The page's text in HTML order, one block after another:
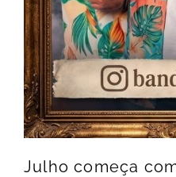
Julho começa